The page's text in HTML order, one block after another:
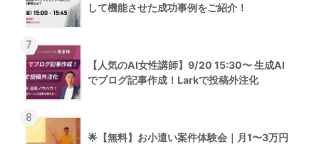
して機能させた成功事例をご紹介！
7
【人気のAI女性講師】9/20 15:30〜 生成AI
でブログ記事作成！Larkで投稿外注化
8
🌟【無料】お小遣い案件体験会｜月1〜3万円